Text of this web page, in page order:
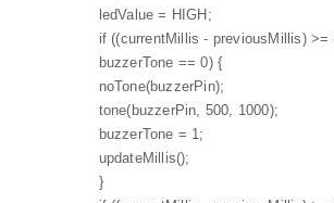
ledValue = HIGH;
if ((currentMillis - previousMillis) >=
buzzerTone == 0) {
noTone(buzzerPin);
tone(buzzerPin, 500, 1000);
buzzerTone = 1;
updateMillis();
}